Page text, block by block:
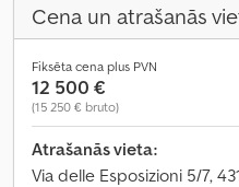
Cena un atrašanās
Fiksēta cena plus PVN
12 500 €
(15 250 € bruto)
Atrašanās vieta:
Via delle Esposizioni 5/7,